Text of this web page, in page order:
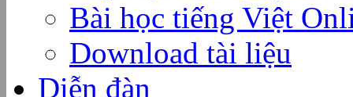
Bài học tiếng Việt
Download tài liệu
Diễn đàn